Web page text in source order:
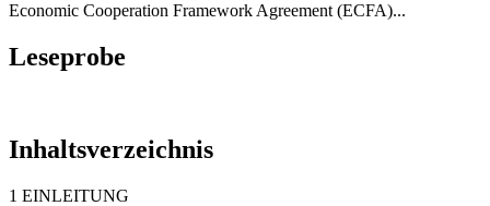
Economic Cooperation Framework Agreement (ECFA)...
Leseprobe
Inhaltsverzeichnis
1 EINLEITUNG